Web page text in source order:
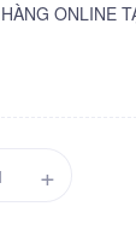
ONLINE
+